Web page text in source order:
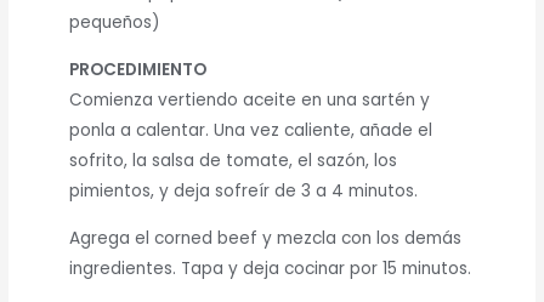
pequeños)
PROCEDIMIENTO
Comienza vertiendo aceite en una sartén y
ponla a calentar. Una vez caliente, añade el
sofrito, la salsa de tomate, el sazón, los
pimientos, y deja sofreír de 3 a 4 minutos.
Agrega el corned beef y mezcla con los demás
ingredientes. Tapa y deja cocinar por 15 minutos.